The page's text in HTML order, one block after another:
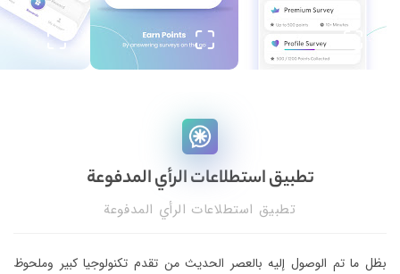
المدفوعة
تقدم تكنولوجيا كبير وملحوظ